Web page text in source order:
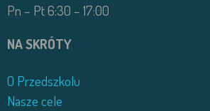
Pn – Pt 6:30 – 17:00
NA SKRÓTY
O Przedszkolu
Nasze cele